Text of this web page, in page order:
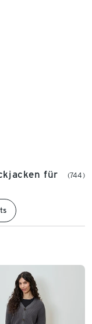
für
(744)